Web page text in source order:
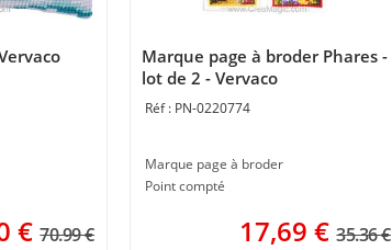
€ 70.99 €
Marque page à broder Phares -
lot de 2 - Vervaco
PN-0220774
Marque page à broder
Point compté
17,69 € 35.36 €